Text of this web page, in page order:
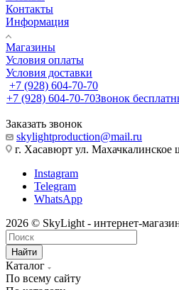
Контакты
Информация
Магазины
Условия оплаты
Условия доставки
+7 (928) 604-70-70
+7 (928) 604-70-70Звонок
Заказать звонок
skylightproduction@mail.ru
г. Хасавюрт ул. Махачкалинское
Instagram
Telegram
WhatsApp
2026 © SkyLight - интернет-
Найти
Каталог
По всему сайту